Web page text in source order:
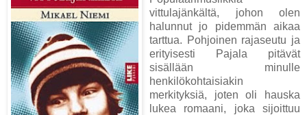
vittulajänkältä, johon olen
halunnut jo pidemmän aikaa
tarttua. Pohjoinen rajaseutu ja
erityisesti Pajala pitävät
sisällään minulle
henkilökohtaisiakin
merkityksiä, joten oli hauska
lukea romaani, joka sijoittuu